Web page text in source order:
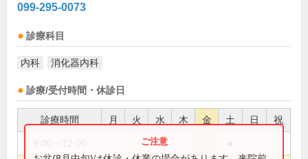
099-295-0073
診療科目
内科 消化器内科
診療/受付時間・休診日
診療時間 月 火 水 木 金 土 日 祝